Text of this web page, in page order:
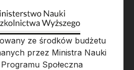
ze środków budżetu
przez Ministra Nauki
Społeczna